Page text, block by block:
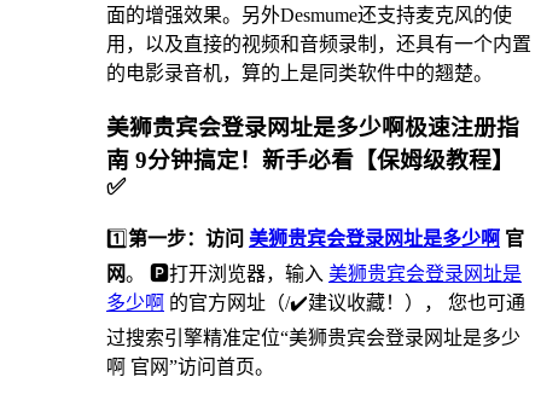
面的增强效果。另外Desmume还支持麦克风的使
用，以及直接的视频和音频录制，还具有一个内置
的电影录音机，算的上是同类软件中的翘楚。
美狮贵宾会登录网址是多少啊极速注册指
南 9分钟搞定！新手必看【保姆级教程】
✅
1️⃣第一步：访问 美狮贵宾会登录网址是多少啊 官
网。 🅿打开浏览器，输入 美狮贵宾会登录网址是
多少啊 的官方网址（/✔️建议收藏！）， 您也可通
过搜索引擎精准定位“美狮贵宾会登录网址是多少
啊 官网”访问首页。